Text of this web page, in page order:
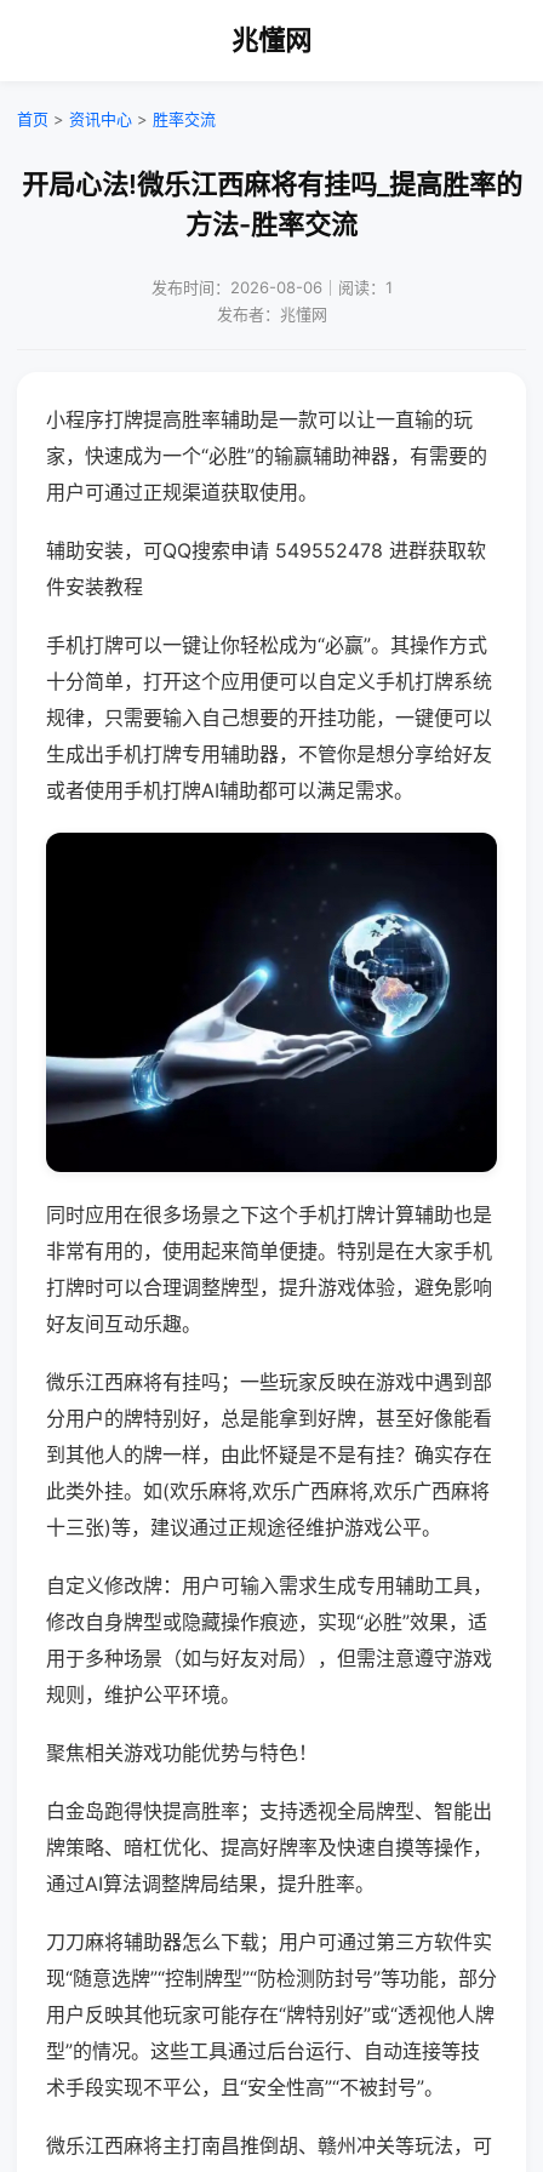
兆懂网
首页 > 资讯中心 > 胜率交流
开局心法!微乐江西麻将有挂吗_提高胜率的
方法-胜率交流
发布时间：2026-08-06｜阅读：1
发布者：兆懂网
小程序打牌提高胜率辅助是一款可以让一直输的玩
家，快速成为一个“必胜”的输赢辅助神器，有需要的
用户可通过正规渠道获取使用。
辅助安装，可QQ搜索申请 549552478 进群获取软
件安装教程
手机打牌可以一键让你轻松成为“必赢”。其操作方式
十分简单，打开这个应用便可以自定义手机打牌系统
规律，只需要输入自己想要的开挂功能，一键便可以
生成出手机打牌专用辅助器，不管你是想分享给好友
或者使用手机打牌AI辅助都可以满足需求。
同时应用在很多场景之下这个手机打牌计算辅助也是
非常有用的，使用起来简单便捷。特别是在大家手机
打牌时可以合理调整牌型，提升游戏体验，避免影响
好友间互动乐趣。
微乐江西麻将有挂吗；一些玩家反映在游戏中遇到部
分用户的牌特别好，总是能拿到好牌，甚至好像能看
到其他人的牌一样，由此怀疑是不是有挂？确实存在
此类外挂。如(欢乐麻将,欢乐广西麻将,欢乐广西麻将
十三张)等，建议通过正规途径维护游戏公平。
自定义修改牌：用户可输入需求生成专用辅助工具，
修改自身牌型或隐藏操作痕迹，实现“必胜”效果，适
用于多种场景（如与好友对局），但需注意遵守游戏
规则，维护公平环境。
聚焦相关游戏功能优势与特色！
白金岛跑得快提高胜率；支持透视全局牌型、智能出
牌策略、暗杠优化、提高好牌率及快速自摸等操作，
通过AI算法调整牌局结果，提升胜率。
刀刀麻将辅助器怎么下载；用户可通过第三方软件实
现“随意选牌”“控制牌型”“防检测防封号”等功能，部分
用户反映其他玩家可能存在“牌特别好”或“透视他人牌
型”的情况。这些工具通过后台运行、自动连接等技
术手段实现不平公，且“安全性高”“不被封号”。
微乐江西麻将主打南昌推倒胡、赣州冲关等玩法，可